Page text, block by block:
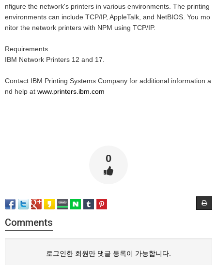
nfigure the network's printers in various environments. The printing
environments can include TCP/IP, AppleTalk, and NetBIOS. You mo
nitor the network printers with NPM using TCP/IP.
Requirements
IBM Network Printers 12 and 17.
Contact IBM Printing Systems Company for additional information a
nd help at www.printers.ibm.com
0
Comments
로그인한 회원만 댓글 등록이 가능합니다.